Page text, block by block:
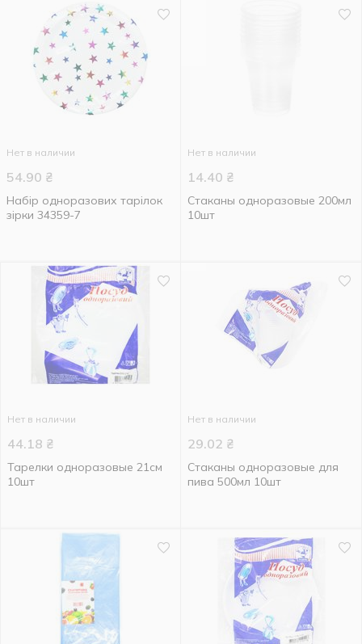
Нет в наличии
54.90 ₴
Набір одноразових тарілок
зірки 34359-7
Нет в наличии
14.40 ₴
Стаканы одноразовые 200мл
10шт
Нет в наличии
44.18 ₴
Тарелки одноразовые 21см
10шт
Нет в наличии
29.02 ₴
Стаканы одноразовые для
пива 500мл 10шт